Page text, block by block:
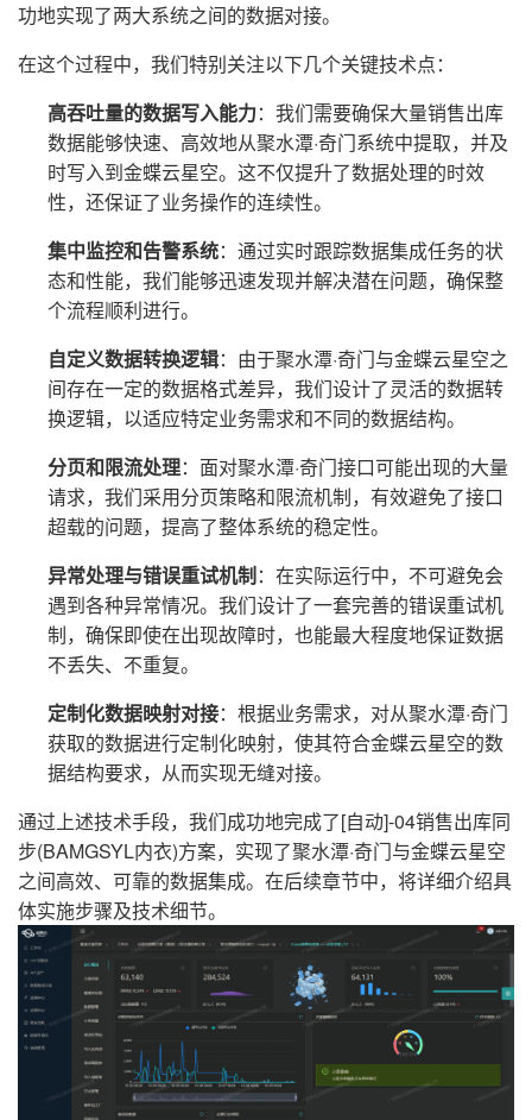
功地实现了两大系统之间的数据对接。
在这个过程中，我们特别关注以下几个关键技术点：
高吞吐量的数据写入能力：我们需要确保大量销售出库
数据能够快速、高效地从聚水潭·奇门系统中提取，并及
时写入到金蝶云星空。这不仅提升了数据处理的时效
性，还保证了业务操作的连续性。
集中监控和告警系统：通过实时跟踪数据集成任务的状
态和性能，我们能够迅速发现并解决潜在问题，确保整
个流程顺利进行。
自定义数据转换逻辑：由于聚水潭·奇门与金蝶云星空之
间存在一定的数据格式差异，我们设计了灵活的数据转
换逻辑，以适应特定业务需求和不同的数据结构。
分页和限流处理：面对聚水潭·奇门接口可能出现的大量
请求，我们采用分页策略和限流机制，有效避免了接口
超载的问题，提高了整体系统的稳定性。
异常处理与错误重试机制：在实际运行中，不可避免会
遇到各种异常情况。我们设计了一套完善的错误重试机
制，确保即使在出现故障时，也能最大程度地保证数据
不丢失、不重复。
定制化数据映射对接：根据业务需求，对从聚水潭·奇门
获取的数据进行定制化映射，使其符合金蝶云星空的数
据结构要求，从而实现无缝对接。
通过上述技术手段，我们成功地完成了[自动]-04销售出库同
步(BAMGSYL内衣)方案，实现了聚水潭·奇门与金蝶云星空
之间高效、可靠的数据集成。在后续章节中，将详细介绍具
体实施步骤及技术细节。